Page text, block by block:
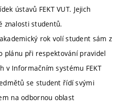
ústavů FEKT VUT. Jejich
znalosti studentů.
rok volí student sám z
plánu při respektování pravidel
v Informačním systému FEKT
se student řídí svými
na odbornou oblast